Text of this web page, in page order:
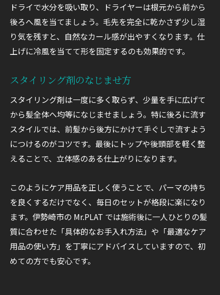
ドライで水分を吸い取り、ドライヤーは根元から前から
後ろへ風を当てましょう。毛先を完全に乾かさず少し湿
り気を残すと、自然なカール感が出やすくなります。仕
上げに冷風を当てて形を固定するのも効果的です。
スタイリング剤のなじませ方
スタイリング剤は一度に多く取らず、少量を手に広げて
から髪全体へ均等になじませましょう。特に後ろに流す
スタイルでは、前髪から後方にかけて手ぐしで流すよう
につけるのがコツです。最後にトップや後頭部を軽く整
えることで、立体感のある仕上がりになります。
このようにケア用品を正しく使うことで、パーマの持ち
を良くするだけでなく、毎日のセットが格段に楽になり
ます。伊勢崎市の Mr.PLAT では施術後に一人ひとりの髪
質に合わせた「具体的なお手入れ方法」や「最適なケア
用品の使い方」を丁寧にアドバイスしていますので、初
めての方でも安心です。